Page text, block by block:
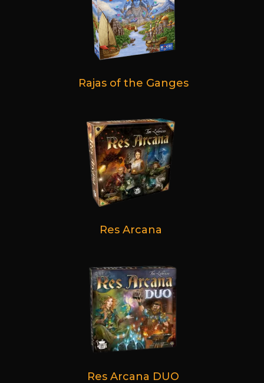
Rajas of the Ganges
Res Arcana
Res Arcana DUO